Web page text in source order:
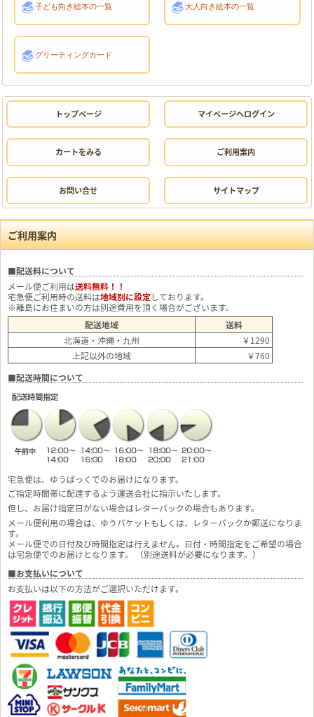
子ども向き絵本の一覧 大人向き絵本の一覧
グリーティングカード
トップページ マイページへログイン
カートをみる ご利用案内
お問い合せ サイトマップ
ご利用案内
■配送料について
メール便ご利用は送料無料！！
宅急便ご利用時の送料は地域別に設定しております。
※離島にお住まいの方は別途費用を頂く場合がございます。
配送地域
送料
北海道・沖縄・九州
￥1290
上記以外の地域
￥760
■配送時間について
宅急便は、ゆうぱっくでのお届けになります。
ご指定時間帯に配達するよう運送会社に指示いたします。
但し、お届け指定日がない場合はレターパックの場合もあります。
メール便利用の場合は、ゆうパケットもしくは、レターパックか郵送になりま
す。
メール便での日付及び時間指定は行えません。日付・時間指定をご希望の場合
は宅急便でのお届けとなります。 （別途送料が必要になります。）
■お支払いについて
お支払いは以下の方法がご選択いただけます。